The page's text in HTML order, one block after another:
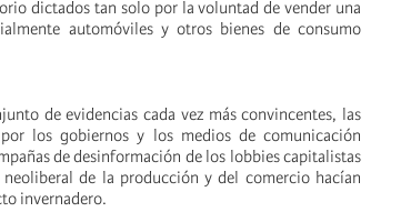
dictados tan solo por la voluntad de vender una
automóviles y otros bienes de consumo
de evidencias cada vez más convincentes, las
los gobiernos y los medios de comunicación
de desinformación de los lobbies capitalistas
de la producción y del comercio hacían
invernadero.